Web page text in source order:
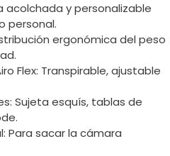
acolchada y personalizable
personal.
ergonómica del peso
Flex: Transpirable, ajustable
Sujeta esquís, tablas de
Para sacar la cámara